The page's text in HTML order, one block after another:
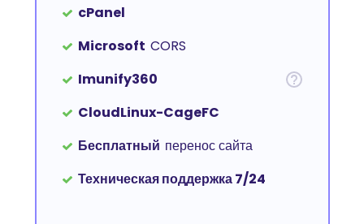
cPanel
Microsoft CORS
Imunify360
CloudLinux-CageFC
Бесплатный перенос сайта
Техническая поддержка 7/24